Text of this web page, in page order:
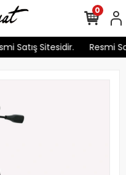
Satış Sitesidir. Resmi
0